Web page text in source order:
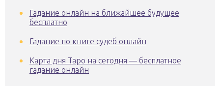
Гадание онлайн на ближайшее будущее
бесплатно
Гадание по книге судеб онлайн
Карта дня Таро на сегодня — бесплатное
гадание онлайн